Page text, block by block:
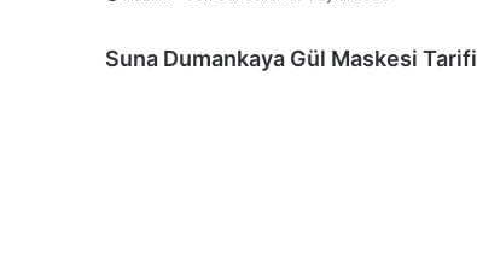
Suna Dumankaya Gül Maskesi Tarifi